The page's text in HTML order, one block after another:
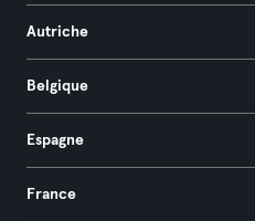
Autriche
Belgique
Espagne
France